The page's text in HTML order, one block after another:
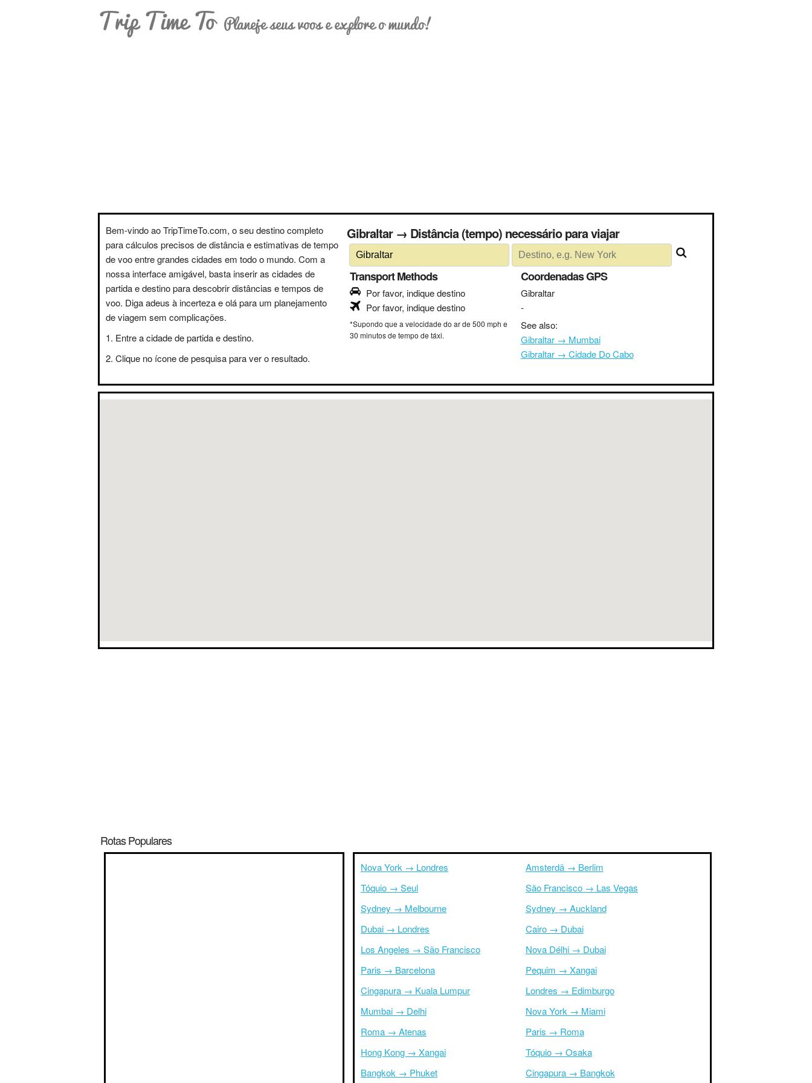
Trip Time To Planeje seus voos e explore o mundo!
Bem-vindo ao TripTimeTo.com, o seu destino completo
para cálculos precisos de distância e estimativas de tempo
de voo entre grandes cidades em todo o mundo. Com a
nossa interface amigável, basta inserir as cidades de
partida e destino para descobrir distâncias e tempos de
voo. Diga adeus à incerteza e olá para um planejamento
de viagem sem complicações.
Entre a cidade de partida e destino.
Clique no ícone de pesquisa para ver o resultado.
Gibraltar → Distância (tempo) necessário para viajar
Transport Methods
Por favor, indique destino
Por favor, indique destino
*Supondo que a velocidade do ar de 500 mph e
30 minutos de tempo de táxi.
Coordenadas GPS
Gibraltar
-
See also:
Gibraltar → Mumbai
Gibraltar → Cidade Do Cabo
Rotas Populares
Nova York → Londres
Tóquio → Seul
Sydney → Melbourne
Dubai → Londres
Los Angeles → São Francisco
Paris → Barcelona
Cingapura → Kuala Lumpur
Mumbai → Delhi
Roma → Atenas
Hong Kong → Xangai
Bangkok → Phuket
Amsterdã → Berlim
São Francisco → Las Vegas
Sydney → Auckland
Cairo → Dubai
Nova Délhi → Dubai
Pequim → Xangai
Londres → Edimburgo
Nova York → Miami
Paris → Roma
Tóquio → Osaka
Cingapura → Bangkok